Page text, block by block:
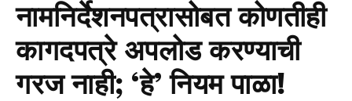
नामनिर्देशनपत्रासोबत कोणतीही
कागदपत्रे अपलोड करण्याची
गरज नाही; ‘हे’ नियम पाळा!